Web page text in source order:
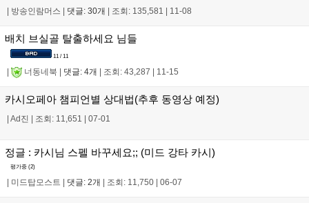
방송인람머스 댓글: 30개 조회: 135,581 11-08
배치 브실골 탈출하세요 님들
11 / 11
| 너동네북 | 댓글: 4개 | 조회: 43,287 | 11-15
카시오페아 챔피언별 상대법(추후 동영상 예정)
| Ad진 | 조회: 11,651 | 07-01
정글 : 카시님 스펠 바꾸세요;; (미드 강타 카시)
평가중 (2)
미드탑모스트 댓글: 2개 조회: 11,750 06-07